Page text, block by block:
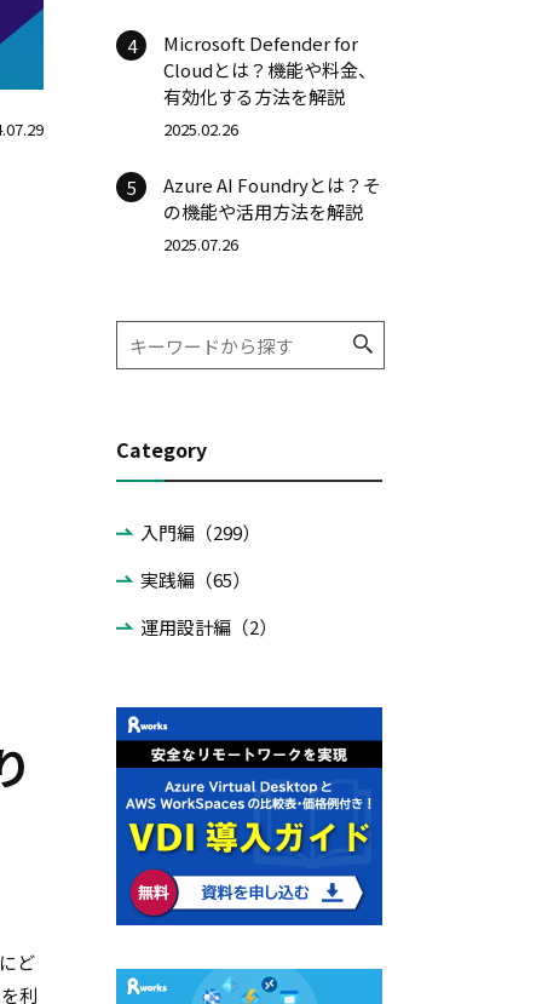
ど
利
4
Microsoft Defender for
Cloudとは？機能や料金、
有効化する方法を解説
2025.02.26
5
Azure AI Foundryとは？そ
の機能や活用方法を解説
2025.07.26
Category
入門編（299）
実践編（65）
運用設計編（2）